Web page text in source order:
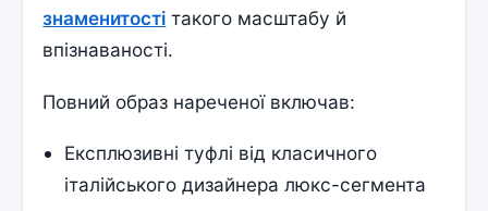
знаменитості такого масштабу й
впізнаваності.
Повний образ нареченої включав:
Експлюзивні туфлі від класичного
італійського дизайнера люкс-сегмента